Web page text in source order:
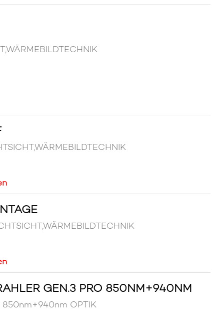
GEN.3 PRO 850NM+940NM
OPTIK